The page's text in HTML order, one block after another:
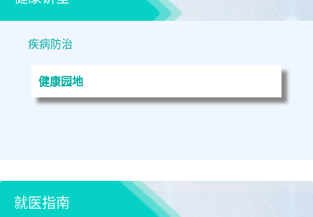
疾病防治
健康园地
就医指南